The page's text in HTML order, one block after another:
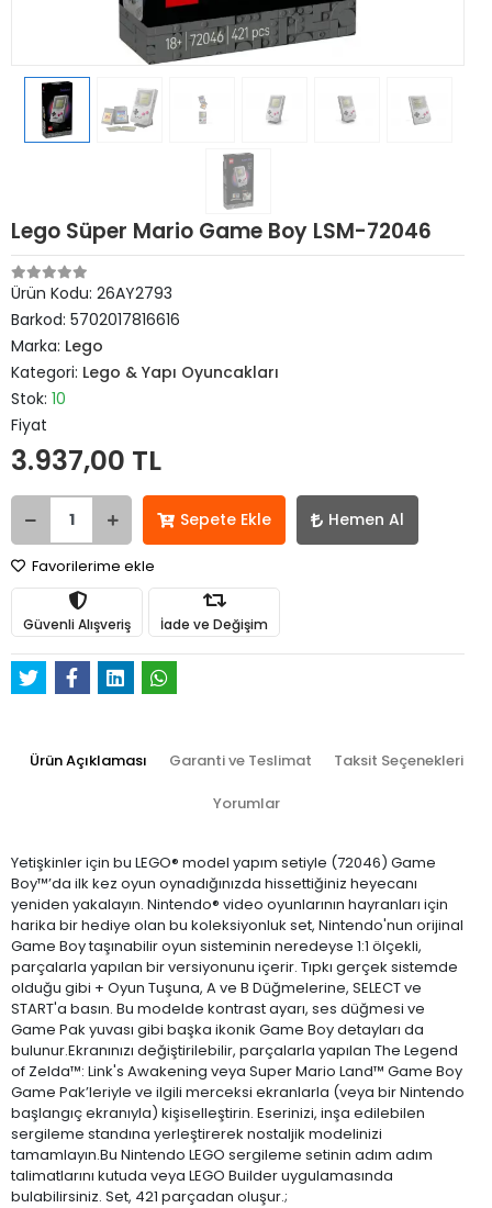
Lego Süper Mario Game Boy LSM-72046
Ürün Kodu: 26AY2793
Barkod: 5702017816616
Marka: Lego
Kategori: Lego & Yapı Oyuncakları
Stok: 10
Fiyat
3.937,00 TL
Sepete Ekle Hemen Al
Favorilerime ekle
Güvenli Alışveriş İade ve Değişim
Ürün Açıklaması Garanti ve Teslimat Taksit Seçenekleri
Yorumlar
Yetişkinler için bu LEGO® model yapım setiyle (72046) Game
Boy™’da ilk kez oyun oynadığınızda hissettiğiniz heyecanı
yeniden yakalayın. Nintendo® video oyunlarının hayranları için
harika bir hediye olan bu koleksiyonluk set, Nintendo'nun orijinal
Game Boy taşınabilir oyun sisteminin neredeyse 1:1 ölçekli,
parçalarla yapılan bir versiyonunu içerir. Tıpkı gerçek sistemde
olduğu gibi + Oyun Tuşuna, A ve B Düğmelerine, SELECT ve
START'a basın. Bu modelde kontrast ayarı, ses düğmesi ve
Game Pak yuvası gibi başka ikonik Game Boy detayları da
bulunur.Ekranınızı değiştirilebilir, parçalarla yapılan The Legend
of Zelda™: Link's Awakening veya Super Mario Land™ Game Boy
Game Pak’leriyle ve ilgili merceksi ekranlarla (veya bir Nintendo
başlangıç ekranıyla) kişiselleştirin. Eserinizi, inşa edilebilen
sergileme standına yerleştirerek nostaljik modelinizi
tamamlayın.Bu Nintendo LEGO sergileme setinin adım adım
talimatlarını kutuda veya LEGO Builder uygulamasında
bulabilirsiniz. Set, 421 parçadan oluşur.;